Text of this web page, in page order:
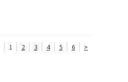
1 2 3 4 5 6 >